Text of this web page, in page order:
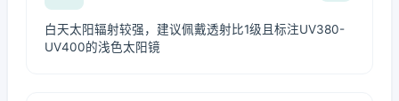
白天太阳辐射较强，建议佩戴透射比1级且标注UV380-
UV400的浅色太阳镜